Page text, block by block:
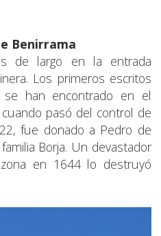
Benirrama
de largo en la entrada
Los primeros escritos
se han encontrado en el
pasó del control de
fue donado a Pedro de
Borja. Un devastador
en 1644 lo destruyó